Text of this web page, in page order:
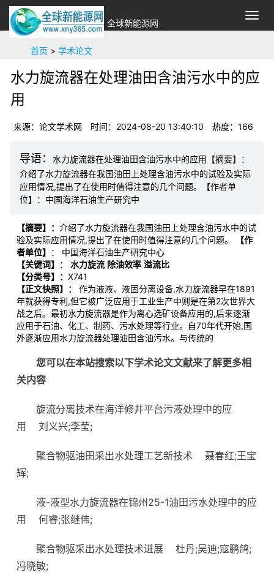
切
换
全球新能源网
首页 > 学术论文
水力旋流器在处理油田含油污水中的应
用
来源：论文学术网 时间：2024-08-20 13:40:10 热度： 166
水力旋流器在处理油田含油污水中的应用【摘要】：
介绍了水力旋流器在我国油田上处理含油污水中的试验及实际
应用情况,提出了在使用时值得注意的几个问题。【作者单
位】：中国海洋石油生产研究中
【摘要】： 介绍了水力旋流器在我国油田上处理含油污水中的试
验及实际应用情况,提出了在使用时值得注意的几个问题。
【作
者单位】
： 中国海洋石油生产研究中心
【关键词】
： 水力旋流 除油效率 溢流比
【分类号】： X741
【正文快照】：
作为液液、液固分离设备,水力旋流器早在1891
年就获得专利,但它被广泛应用于工业生产中则是在第2次世界大
战之后。最初水力旋流器是作为离心选矿设备应用的,后来逐渐
应用于石油、化工、制药、污水处理等行业。自70年代开始,国
外逐渐应用水力旋流器处理油田含油污水。与传统的
您可以在本站搜索以下学术论文文献来了解更多相
关内容
旋流分离技术在海洋修井平台污液处理中的应
用 刘义兴;李莹;
聚合物驱油田采出水处理工艺新技术 聂春红;王宝
辉;
液-液型水力旋流器在锦州25-1油田污水处理中的应
用 何睿;张继伟;
聚合物驱采出水处理技术进展 杜丹;吴迪;寇鹏鸽;
冯晓敏;